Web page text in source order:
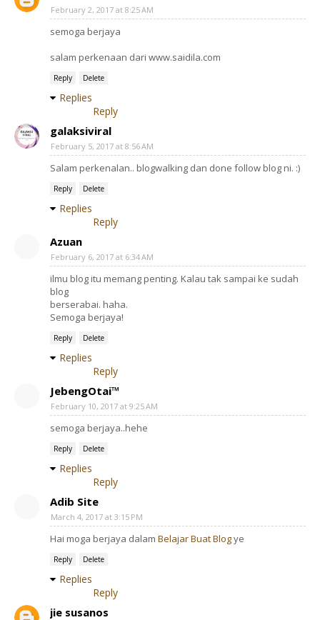
February 2, 2017 at 8:25 AM
semoga berjaya
salam perkenaan dari www.saidila.com
Reply Delete
Replies
Reply
galaksiviral
February 5, 2017 at 8:56 AM
Salam perkenalan.. blogwalking dan done follow blog ni. :)
Reply Delete
Replies
Reply
Azuan
February 6, 2017 at 6:34 AM
ilmu blog itu memang penting. Kalau tak sampai ke sudah
blog
berserabai. haha.
Semoga berjaya!
Reply Delete
Replies
Reply
JebengOtai™
February 10, 2017 at 9:25 AM
semoga berjaya..hehe
Reply Delete
Replies
Reply
Adib Site
March 4, 2017 at 3:15 PM
Hai moga berjaya dalam Belajar Buat Blogye
Reply Delete
Replies
Reply
jie susanos